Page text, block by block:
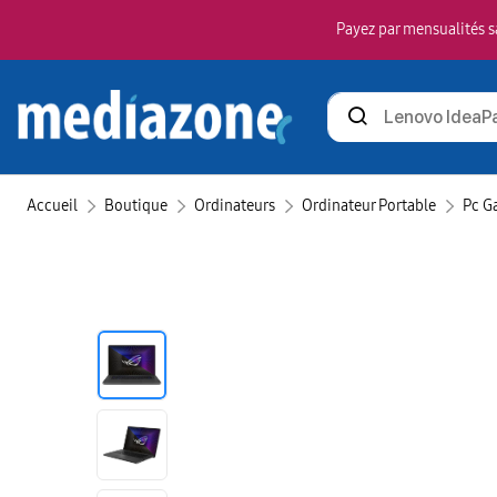
Payez par
Rechercher
des
Accueil Boutique Ordinateurs Ordinateur Portable Pc